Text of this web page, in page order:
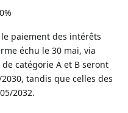
paiement des intérêts
échu le 30 mai, via
catégorie A et B seront
tandis que celles des
2032.